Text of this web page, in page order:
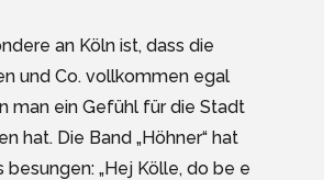
an Köln ist, dass die
und Co. vollkommen egal
man ein Gefühl für die Stadt
hat. Die Band „Höhner“ hat
besungen: „Hej Kölle, do be e